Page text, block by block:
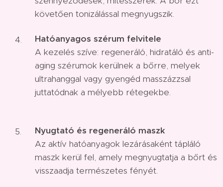
követően tonizálással megnyugszik.
Hatóanyagos szérum felvitele
A kezelés szíve: regeneráló, hidratáló és anti-
aging szérumok kerülnek a bőrre, melyek
ultrahanggal vagy gyengéd masszázzsal
juttatódnak a mélyebb rétegekbe.
Nyugtató és regeneráló maszk
Az aktív hatóanyagok lezárásaként tápláló
maszk kerül fel, amely megnyugtatja a bőrt és
visszaadja természetes fényét.